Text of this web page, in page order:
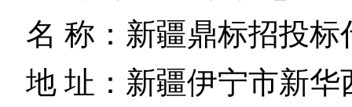
名 称：新疆鼎标招投标
地 址：新疆伊宁市新华